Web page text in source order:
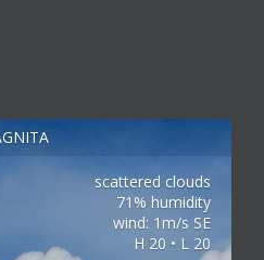
scattered clouds
71% humidity
wind: 1m/s SE
H 20 • L 20